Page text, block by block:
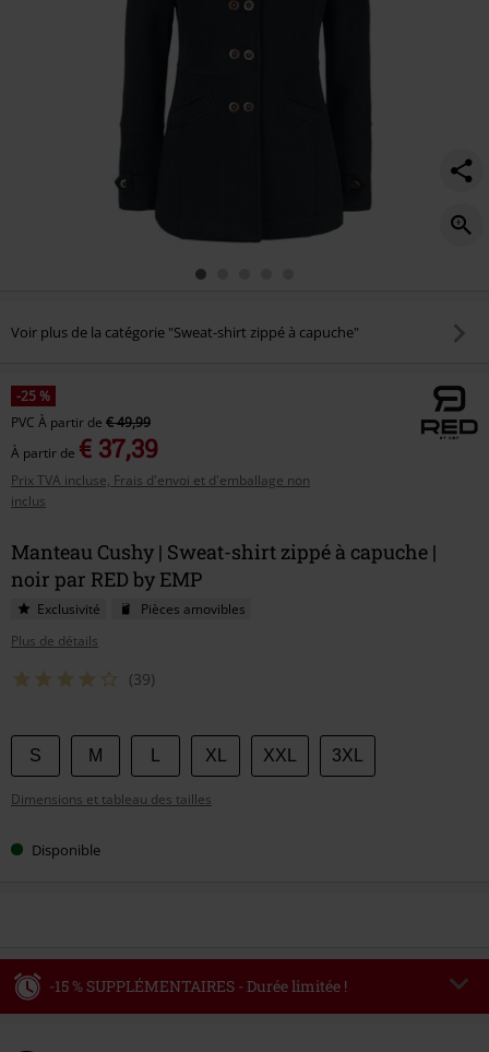
Voir plus de la catégorie "Sweat-shirt zippé à capuche"
-25 %
PVC À partir de € 49,99
À partir de € 37,39
Prix TVA incluse, Frais d'envoi et d'emballage non
inclus
Manteau Cushy | Sweat-shirt zippé à capuche |
noir par RED by EMP
Exclusivité
Pièces amovibles
Plus de détails
(39)
Choisissez
votre
taille
S M XL XXL 3XL
Dimensions et tableau des tailles
Disponible
-15 % SUPPLÉMENTAIRES - Durée limitée !